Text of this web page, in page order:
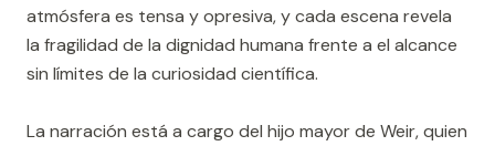
atmósfera es tensa y opresiva, y cada escena revela
la fragilidad de la dignidad humana frente a el alcance
sin límites de la curiosidad científica.
La narración está a cargo del hijo mayor de Weir, quien